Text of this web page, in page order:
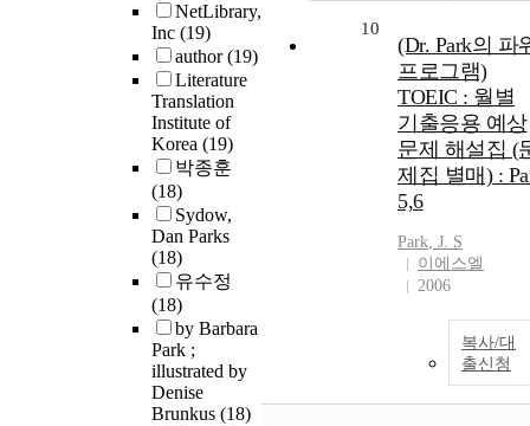
NetLibrary,
Inc (19)
author(19)
Literature
Translation
Institute of
Korea (19)
박종훈
(18)
Sydow,
Dan Parks
(18)
유수정
(18)
by Barbara
Park ;
illustrated by
Denise
Brunkus (18)
10
(Dr. Park의 파
프로그램)
TOEIC : 월별
기출응용 예상
문제 해설집 (
제집 별매) :
5,6
Park, J. S
이에스엘
2006
복사/대
출신청